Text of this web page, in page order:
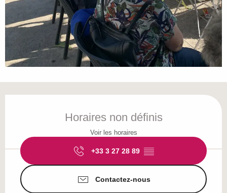
Horaires non définis
Voir les horaires
+33 3 27 28 89 ▒▒
Contactez-nous